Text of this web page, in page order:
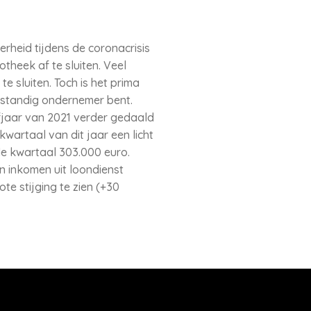
tijdens de coronacrisis
af te sluiten. Veel
sluiten. Toch is het prima
ondernemer bent.
van 2021 verder gedaald
van dit jaar een licht
kwartaal 303.000 euro.
inkomen uit loondienst
stijging te zien (+30